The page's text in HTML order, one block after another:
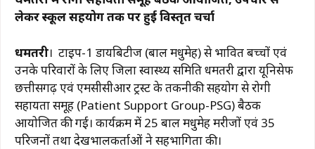
c
e
b
o
o
k
at
s
A
p
p
e
ra
m
te
re
st
ai
l
p
Li
n
k
ar
लेकर स्कूल सहयोग तक पर हुई विस्तृत चर्चा
धमतरी। टाइप-1 डायबिटीज (बाल मधुमेह) से प्रभावित बच्चों एवं
उनके परिवारों के लिए जिला स्वास्थ्य समिति धमतरी द्वारा यूनिसेफ
छत्तीसगढ़ एवं एमसीसीआर ट्रस्ट के तकनीकी सहयोग से रोगी
सहायता समूह (Patient Support Group-PSG) बैठक
आयोजित की गई। कार्यक्रम में 25 बाल मधुमेह मरीजों एवं 35
परिजनों तथा देखभालकर्ताओं ने सहभागिता की।